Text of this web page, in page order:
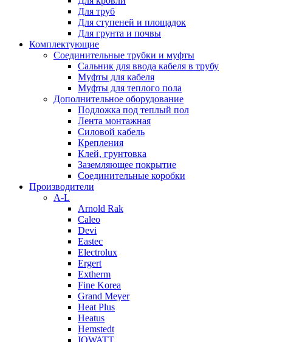
Для труб
Для ступеней и площадок
Для грунта и почвы
Комплектующие
Соединительные трубки и муфты
Сальник для ввода кабеля в трубу
Муфты для кабеля
Муфты для теплого пола
Дополнительное оборудование
Подложка под теплый пол
Лента монтажная
Силовой кабель
Крепления
Клей, грунтовка
Заземляющее покрытие
Соединительные коробки
Производители
A-L
Arnold Rak
Caleo
Devi
Eastec
Electrolux
Ergert
Extherm
Fine Korea
Grand Meyer
Heat Plus
Heatus
Hemstedt
IQWATT